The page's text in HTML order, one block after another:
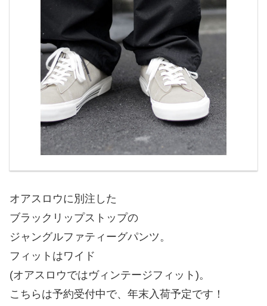
オアスロウに別注した
ブラックリップストップの
ジャングルファティーグパンツ。
フィットはワイド
(オアスロウではヴィンテージフィット)。
こちらは予約受付中で、年末入荷予定です！